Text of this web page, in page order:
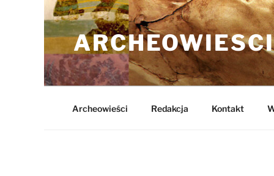
Przejdź
do
treści
Archeowieści Redakcja Kontakt